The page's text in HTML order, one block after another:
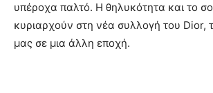
υπέροχα παλτό. Η θηλυκότητα και το
κυριαρχούν στη νέα συλλογή του Dior,
μας σε μια άλλη εποχή.